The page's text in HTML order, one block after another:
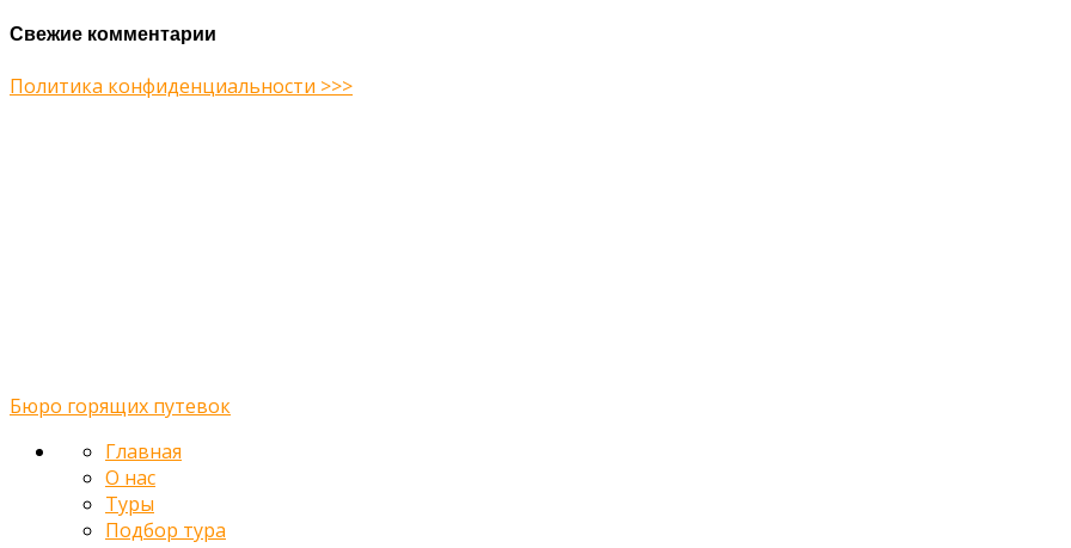
Свежие комментарии
Политика конфиденциальности >>>
Бюро горящих путевок
Главная
О нас
Туры
Подбор тура